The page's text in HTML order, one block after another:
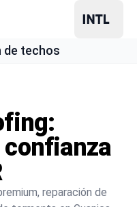
de techos
confianza
reparación de